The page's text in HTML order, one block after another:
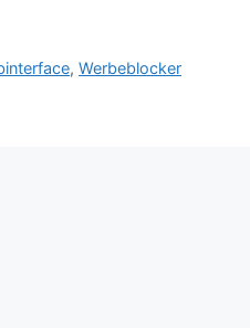
,Werbeblocker